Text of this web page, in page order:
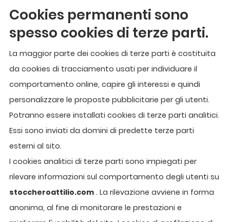
Cookies permanenti sono
spesso cookies di terze parti.
La maggior parte dei cookies di terze parti è costituita
da cookies di tracciamento usati per individuare il
comportamento online, capire gli interessi e quindi
personalizzare le proposte pubblicitarie per gli utenti.
Potranno essere installati cookies di terze parti analitici.
Essi sono inviati da domini di predette terze parti
esterni al sito.
I cookies analitici di terze parti sono impiegati per
rilevare informazioni sul comportamento degli utenti su
stoccheroattilio.com. La rilevazione avviene in forma
anonima, al fine di monitorare le prestazioni e